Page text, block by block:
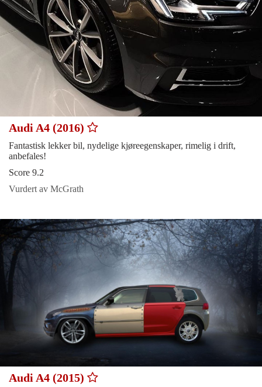
Audi A4 (2016)
Fantastisk lekker bil, nydelige kjøreegenskaper, rimelig i drift,
anbefales!
Score 9.2
Vurdert av McGrath
Audi A4 (2015)